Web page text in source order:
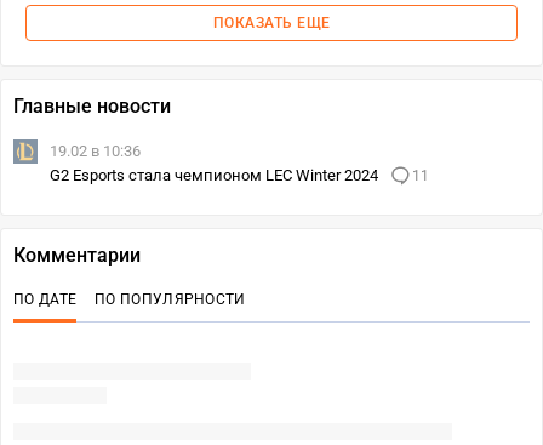
ПОКАЗАТЬ ЕЩЕ
Главные новости
19.02 в 10:36
G2 Esports стала чемпионом LEC Winter 2024
11
Комментарии
ПО ДАТЕ ПО ПОПУЛЯРНОСТИ